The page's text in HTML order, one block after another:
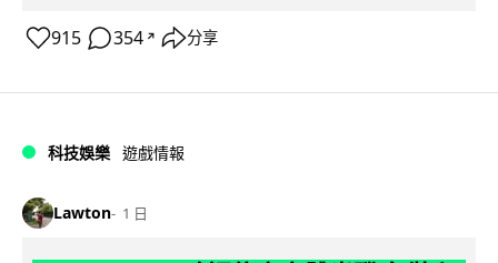
915 354 ↗ 分享
科技娛樂 遊戲情報
Lawton 1 日